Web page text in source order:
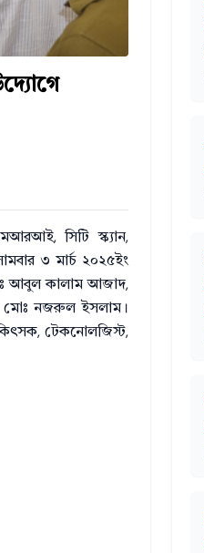
সিটি স্ক্যান,
৩ মার্চ ২০২৫ইং
আবুল কালাম আজাদ,
মোঃ নজরুল ইসলাম।
টেকনোলজিস্ট,